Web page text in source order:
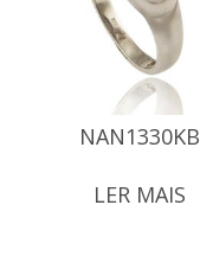
NAN1330KB
LER MAIS